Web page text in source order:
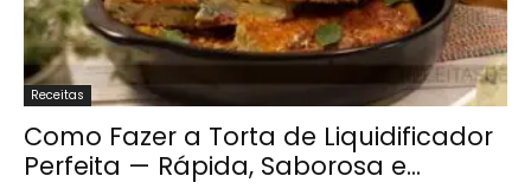
Receitas
Como Fazer a Torta de Liquidificador
Perfeita — Rápida, Saborosa e...